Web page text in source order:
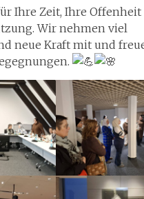
Ihre Zeit, Ihre Offenheit
Wir nehmen viel
neue Kraft mit und